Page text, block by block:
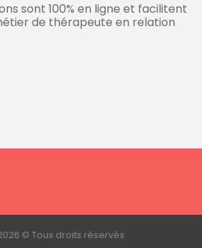
sont 100% en ligne et facilitent
de thérapeute en relation
© Tous droits réservés